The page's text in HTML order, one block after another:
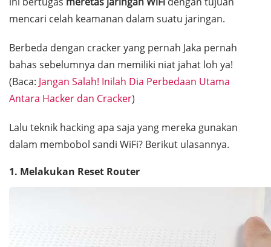
mencari celah keamanan dalam suatu jaringan.
Berbeda dengan crackeryang pernah Jaka pernah
bahas sebelumnya dan memiliki niat jahat loh ya!
(Baca: Jangan Salah! Inilah Dia Perbedaan Utama
Antara Hacker dan Cracker)
Lalu teknik hackingapa saja yang mereka gunakan
dalam membobol sandi WiFi? Berikut ulasannya.
1. Melakukan Reset Router